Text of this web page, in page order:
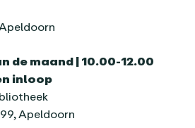
de maand | 10.00-12.00
inloop
Apeldoorn